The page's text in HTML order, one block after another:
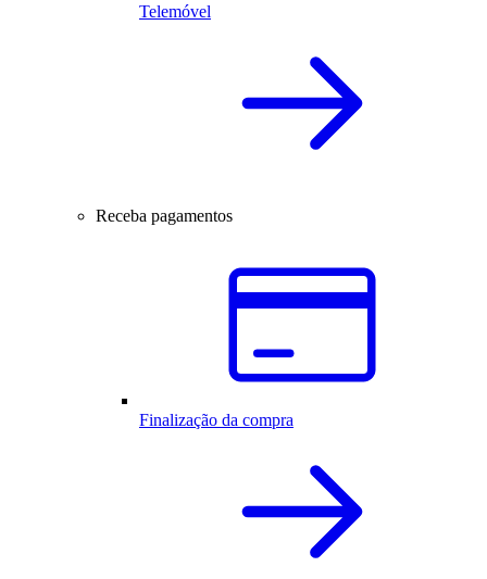
Telemóvel
Receba pagamentos
Finalização da compra